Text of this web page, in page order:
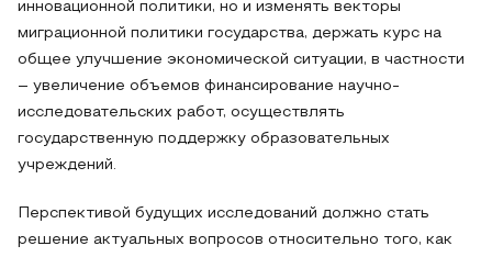
инновационной политики, но и изменять векторы
миграционной политики государства, держать курс на
общее улучшение экономической ситуации, в частности
– увеличение объемов финансирование научно-
исследовательских работ, осуществлять
государственную поддержку образовательных
учреждений.
Перспективой будущих исследований должно стать
решение актуальных вопросов относительно того, как